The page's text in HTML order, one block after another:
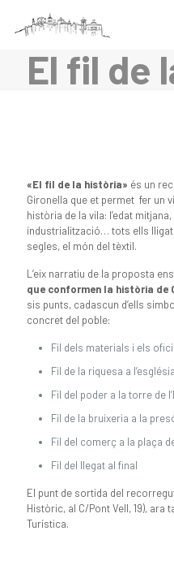
El fil de
«El fil de la història» és un
Gironella que et permet fer un
història de la vila: l’edat
industrialització… tots ells
segles, el món del tèxtil.
L’eix narratiu de la proposta
que conformen la història de
sis punts, cadascun d’ells
concret del poble:
Fil dels materials i els
Fil de la riquesa a
Fil del poder a la torre de
Fil de la bruixeria a la
Fil del comerç a la plaça
Fil del llegat al final
El punt de sortida del
Històric, al C/Pont Vell, 19), ara
Turística.